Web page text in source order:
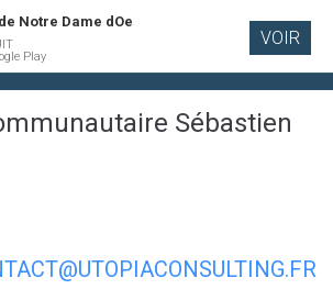
Sébastien
Notre Dame dOe
Play
VOIR